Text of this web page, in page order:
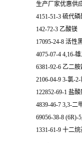
生产厂家优惠供
4151-51-3 硫代
142-72-3 乙酸镁
17095-24-8 活性
4075-07-4 4,16-
6381-92-6 乙二
2106-04-9 3-氯-
122852-69-1 盐
4839-46-7 3,3-二
69056-38-8
1331-61-9 十二